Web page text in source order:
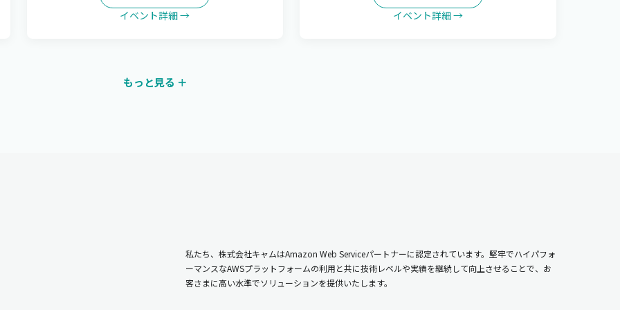
イベント詳細 →
イベント詳細 →
もっと見る ＋
私たち、株式会社キャムはAmazon Web Serviceパートナーに認定されています。堅牢でハイパフォ
ーマンスなAWSプラットフォームの利用と共に技術レベルや実績を継続して向上させることで、お
客さまに高い水準でソリューションを提供いたします。